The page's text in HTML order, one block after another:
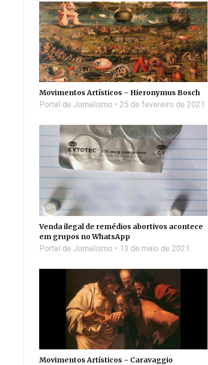
Movimentos Artísticos – Hieronymus Bosch
Portal de Jornalismo 25 de fevereiro de 2021
Venda ilegal de remédios abortivos acontece
em grupos no WhatsApp
Portal de Jornalismo 13 de maio de 2021
Movimentos Artísticos – Caravaggio